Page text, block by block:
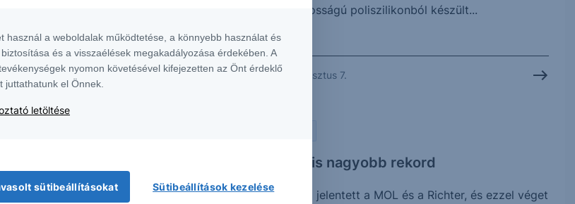
kulcsfontosságú poliszilikonból készült...
2026. augusztus 7.
Vártnál is nagyobb rekord
Ma reggel jelentett a MOL és a Richter, és ezzel véget
használ a weboldalak működtetése, a könnyebb használat és
és a visszaélések megakadályozása érdekében. A
nyomon követésével kifejezetten az Önt érdeklő
juttathatunk el Önnek.
letöltése
sütibeállításokat Sütibeállítások kezelése